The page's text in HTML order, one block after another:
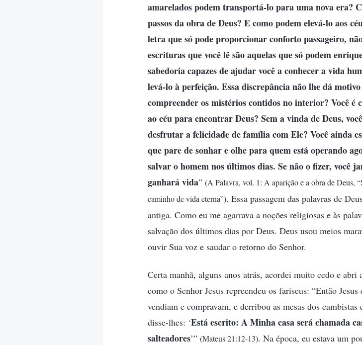
amarelados podem transportá-lo para uma nova era?
passos da obra de Deus? E como podem elevá-lo aos
letra que só pode proporcionar conforto passageiro,
escrituras que você lê são aquelas que só podem
sabedoria capazes de ajudar você a conhecer a vida
levá-lo à perfeição. Essa discrepância não lhe dá
compreender os mistérios contidos no interior? Você
ao céu para encontrar Deus? Sem a vinda de Deus,
desfrutar a felicidade de família com Ele? Você ainda
que pare de sonhar e olhe para quem está operando
salvar o homem nos últimos dias. Se não o fizer, você
ganhará vida” (A Palavra, vol. 1: A aparição e a obra de Deus,
caminho de vida eterna”). Essa passagem das palavras de
antiga. Como eu me agarrava a noções religiosas e às
salvação dos últimos dias por Deus. Deus usou meios
ouvir Sua voz e saudar o retorno do Senhor.
Certa manhã, alguns anos atrás, acordei muito cedo e
como o Senhor Jesus repreendeu os fariseus: “Então
vendiam e compravam, e derribou as mesas dos
disse-lhes: ‘Está escrito: A Minha casa será chamada
salteadores’” (Mateus 21:12-13). Na época, eu estava um